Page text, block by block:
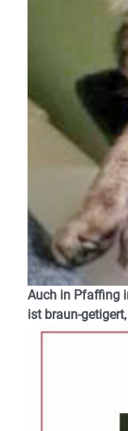
Auch in Pfaffing
ist braun-